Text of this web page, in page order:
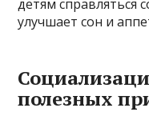
детям справляться
улучшает сон и
полезных